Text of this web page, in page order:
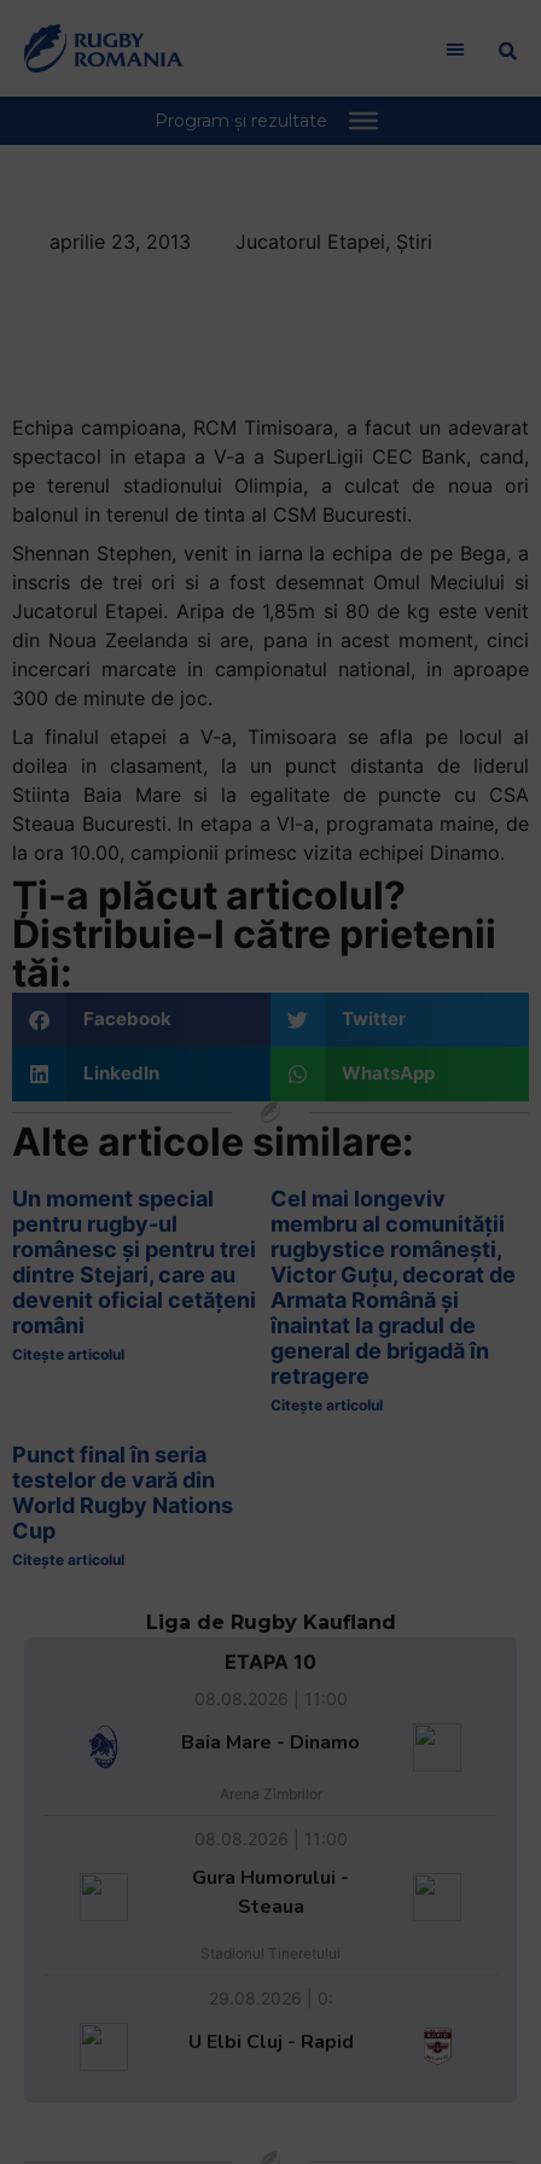
aprilie 23, 2013 Jucatorul Etapei, Știri
Echipa campioana, RCM Timisoara, a facut un adevarat
spectacol in etapa a V-a a SuperLigii CEC Bank, cand,
pe terenul stadionului Olimpia, a culcat de noua ori
balonul in terenul de tinta al CSM Bucuresti.
Shennan Stephen, venit in iarna la echipa de pe Bega, a
inscris de trei ori si a fost desemnat Omul Meciului si
Jucatorul Etapei. Aripa de 1,85m si 80 de kg este venit
din Noua Zeelanda si are, pana in acest moment, cinci
incercari marcate in campionatul national, in aproape
300 de minute de joc.
La finalul etapei a V-a, Timisoara se afla pe locul al
doilea in clasament, la un punct distanta de liderul
Stiinta Baia Mare si la egalitate de puncte cu CSA
Steaua Bucuresti. In etapa a VI-a, programata maine, de
la ora 10.00, campionii primesc vizita echipei Dinamo.
Ți-a plăcut articolul?
Distribuie-l către prietenii
tăi:
Facebook Twitter
LinkedIn WhatsApp
Alte articole similare:
Un moment special
pentru rugby-ul
românesc și pentru trei
dintre Stejari, care au
devenit oficial cetățeni
români
Citește articolul
Cel mai longeviv
membru al comunității
rugbystice românești,
Victor Guțu, decorat de
Armata Română și
înaintat la gradul de
general de brigadă în
retragere
Citește articolul
Punct final în seria
testelor de vară din
World Rugby Nations
Cup
Citește articolul
Liga de Rugby Kaufland
ETAPA 10
08.08.2026 | 11:00
Baia Mare - Dinamo
Arena Zimbrilor
08.08.2026 | 11:00
Gura Humorului -
Steaua
Stadionul Tineretului
29.08.2026 | 0:
U Elbi Cluj - Rapid